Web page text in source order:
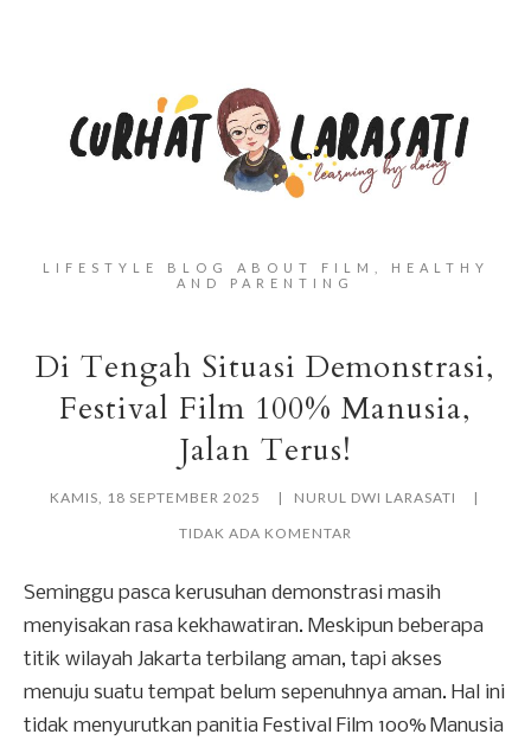
LIFESTYLE BLOG ABOUT FILM, HEALTHY
AND PARENTING
Di Tengah Situasi Demonstrasi,
Festival Film 100% Manusia,
Jalan Terus!
KAMIS, 18 SEPTEMBER 2025
NURUL DWI LARASATI
TIDAK ADA KOMENTAR
Seminggu pasca kerusuhan demonstrasi masih
menyisakan rasa kekhawatiran. Meskipun beberapa
titik wilayah Jakarta terbilang aman, tapi akses
menuju suatu tempat belum sepenuhnya aman. Hal ini
tidak menyurutkan panitia Festival Film 100% Manusia